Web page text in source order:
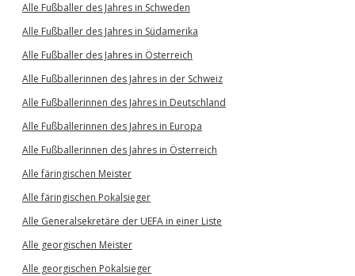
Alle Fußballer des Jahres in Schweden
Alle Fußballer des Jahres in Südamerika
Alle Fußballer des Jahres in Österreich
Alle Fußballerinnen des Jahres in der Schweiz
Alle Fußballerinnen des Jahres in Deutschland
Alle Fußballerinnen des Jahres in Europa
Alle Fußballerinnen des Jahres in Österreich
Alle färingischen Meister
Alle färingischen Pokalsieger
Alle Generalsekretäre der UEFA in einer Liste
Alle georgischen Meister
Alle georgischen Pokalsieger